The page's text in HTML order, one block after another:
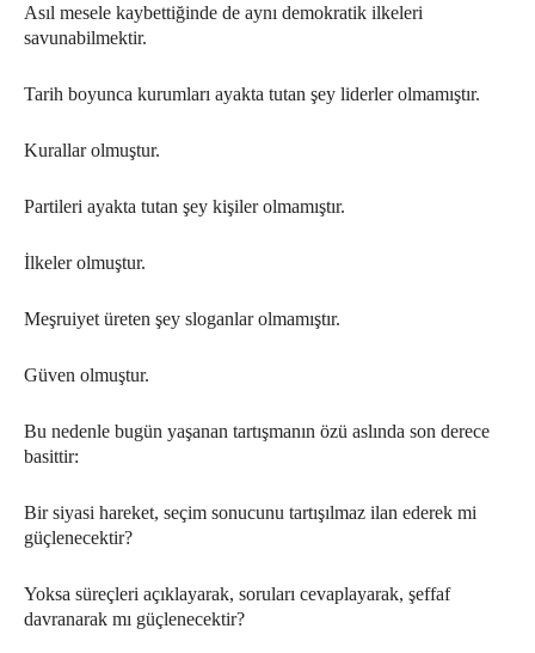
Asıl mesele kaybettiğinde de aynı demokratik ilkeleri
savunabilmektir.
Tarih boyunca kurumları ayakta tutan şey liderler olmamıştır.
Kurallar olmuştur.
Partileri ayakta tutan şey kişiler olmamıştır.
İlkeler olmuştur.
Meşruiyet üreten şey sloganlar olmamıştır.
Güven olmuştur.
Bu nedenle bugün yaşanan tartışmanın özü aslında son derece
basittir:
Bir siyasi hareket, seçim sonucunu tartışılmaz ilan ederek mi
güçlenecektir?
Yoksa süreçleri açıklayarak, soruları cevaplayarak, şeffaf
davranarak mı güçlenecektir?